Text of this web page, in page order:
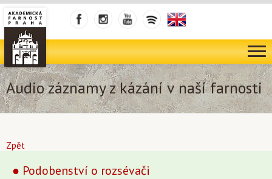
Audio záznamy z kázání v naší farnosti
Zpět
● Podobenství o rozsévači